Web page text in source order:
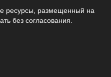
ресурсы, размещенный на
без согласования.